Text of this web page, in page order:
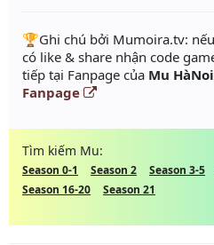
️🏆Ghi chú bởi Mumoira.tv:
có like & share nhận code
tiếp tại Fanpage của Mu
Fanpage
Tìm kiếm Mu:
Season 0-1 Season 2 Season 3-5
Season 16-20
Season 21